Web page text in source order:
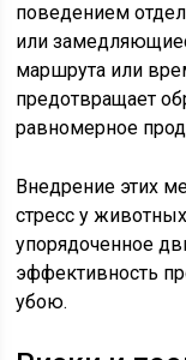
поведением
или
маршрута или
предотвращает
равномерное
Внедрение этих
стресс у
упорядоченное
эффективность
убою.